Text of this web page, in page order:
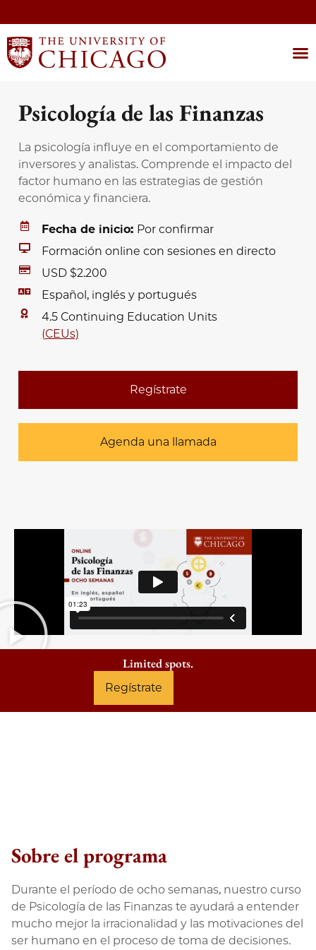
Psicología de las Finanzas
La psicología influye en el comportamiento de
inversores y analistas. Comprende el impacto del
factor humano en las estrategias de gestión
económica y financiera.
Fecha de inicio: Por confirmar
Formación online con sesiones en directo
USD $2.200
Español, inglés y portugués
4.5 Continuing Education Units
(CEUs)
Regístrate
Agenda una llamada
Limited spots.
Regístrate
Sobre el programa
Durante el período de ocho semanas, nuestro curso
de Psicología de las Finanzas te ayudará a entender
mucho mejor la irracionalidad y las motivaciones del
ser humano en el proceso de toma de decisiones.